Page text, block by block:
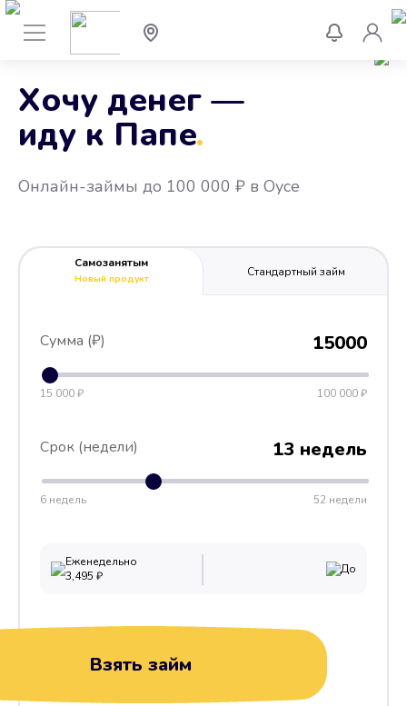
Хочу денег —
иду к Папе
.
Онлайн-займы до 100 000 ₽ в Оусе
Самозанятым
Новый продукт
Стандартный займ
Сумма (₽) 15000
15 000 ₽ 100 000 ₽
Срок (недели) 13 недель
6 недель 52 недели
Еженедельно
3,495 ₽ До
Взять займ